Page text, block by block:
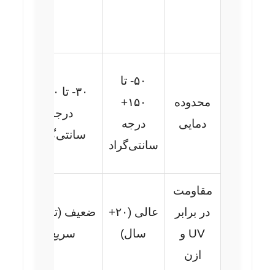
محدوده
دمایی
۵۰- تا
۱۵۰+
درجه
سانتی‌گراد
درجه
سانتی‌گراد
مقاومت
در برابر
UV و
ازن
عالی (۲۰+
سال)
ضعیف (تخریب
سریع)